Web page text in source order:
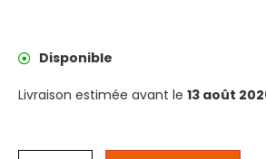
Disponible
Livraison estimée avant le 13 août